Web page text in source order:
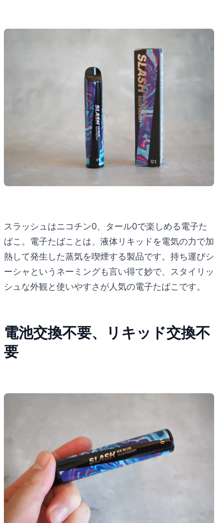
スラッシュはニコチン0、タール0で楽しめる電子た
ばこ。電子たばことは、液体リキッドを電気の力で加
熱して発生した蒸気を喫煙する製品です。持ち運びシ
ーシャというネーミングも言い得て妙で、スタイリッ
シュな外観と使いやすさが人気の電子たばこです。
電池交換不要、リキッド交換不
要